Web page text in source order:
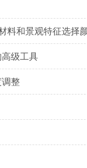
料和景观特征选择
级工具
整